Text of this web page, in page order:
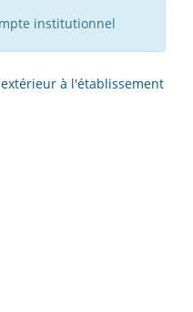
institutionnel
à l'établissement